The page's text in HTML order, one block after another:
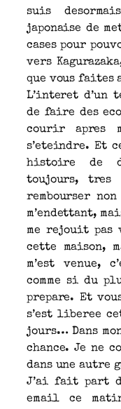
suis
japonaise de
cases pour
vers
que vous faites
L’interet d’un
de faire des
courir apres
s’eteindre. Et
histoire de
toujours, tres
rembourser
m’endettant,
me rejouit pas
cette maison,
m’est venue,
comme si du
prepare. Et
s’est liberee
jours… Dans
chance. Je ne
dans une autre
J’ai fait part
email ce